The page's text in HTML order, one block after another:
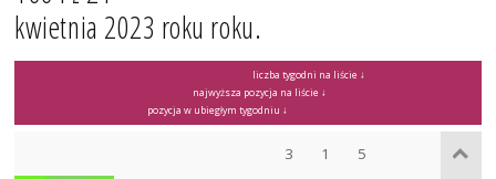
kwietnia 2023 roku roku.
liczba tygodni na liście ↓
najwyższa pozycja na liście ↓
pozycja w ubiegłym tygodniu ↓
3 1 5